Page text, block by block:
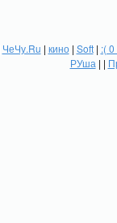
ЧеЧу.Ru | кино| Soft| :(
РУша | |